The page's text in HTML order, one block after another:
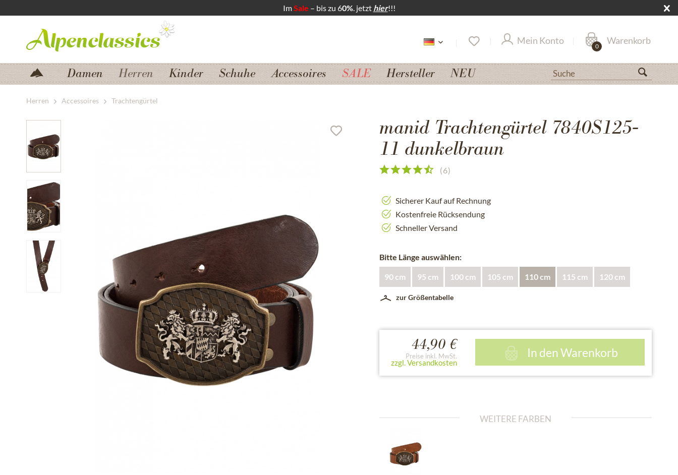
ImSale – bis zu 60%. jetzt hier!!!
Zum Hauptbereich springen
Mein Konto Warenkorb
0
Damen Herren Kinder Schuhe Accessoires SALE Hersteller NEU
Herren Accessoires Trachtengürtel
manid Trachtengürtel 7840S125-
11 dunkelbraun
(6)
Sicherer Kauf auf Rechnung
Kostenfreie Rücksendung
Schneller Versand
Bitte Länge auswählen:
90 cm 95 cm 100 cm 105 cm 110 cm 115 cm 120 cm
zur Größentabelle
44,90 €
Preise inkl. MwSt.
zzgl. Versandkosten
In denWarenkorb
WEITERE FARBEN